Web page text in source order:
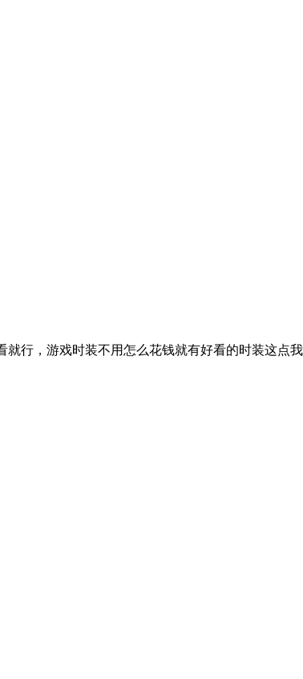
行，游戏时装不用怎么花钱就有好看的时装这点